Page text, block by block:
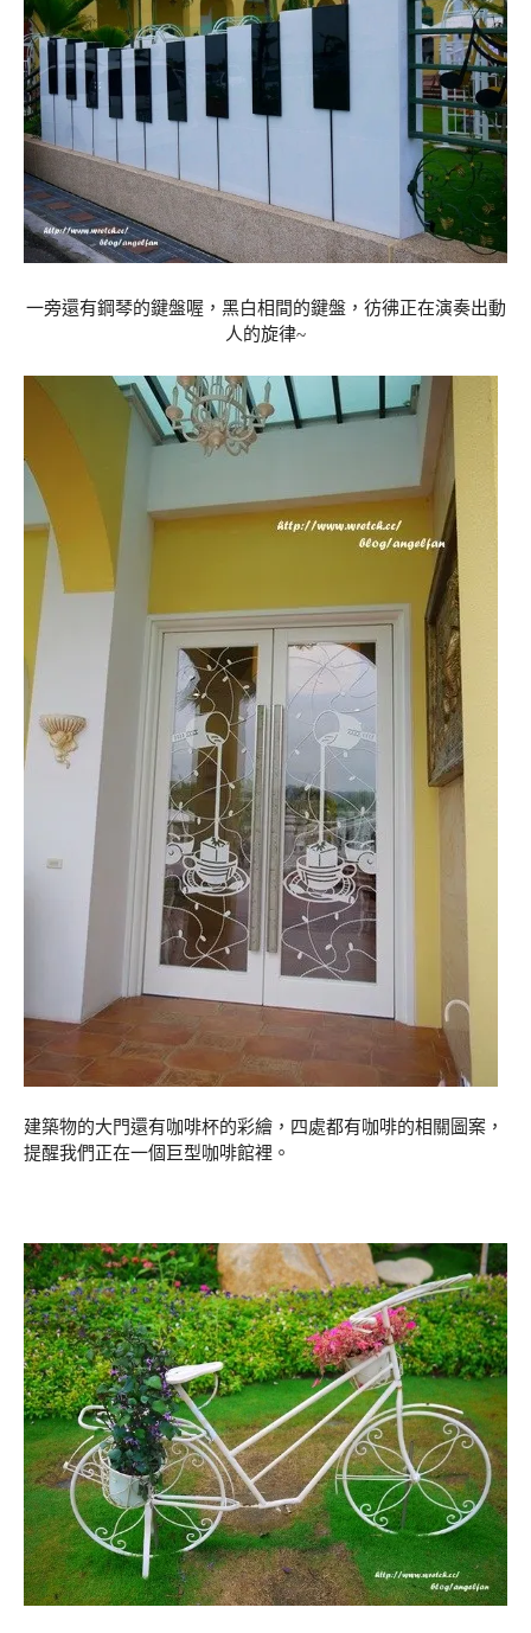
一旁還有鋼琴的鍵盤喔，黑白相間的鍵盤，彷彿正在演奏出動
人的旋律~
建築物的大門還有咖啡杯的彩繪，四處都有咖啡的相關圖案，
提醒我們正在一個巨型咖啡館裡。